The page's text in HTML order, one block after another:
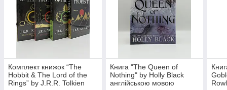
Комплект книжок “The
Hobbit & The Lord of the
Rings” by J.R.R. Tolkien
Книга "The Queen of
Nothing" by Holly Black
англійською мовою